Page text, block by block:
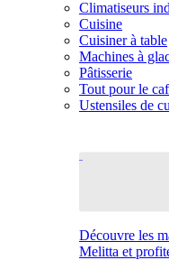
Climatiseurs
Cuisine
Cuisiner à table
Machines à
Pâtisserie
Tout pour le
Ustensiles de
Découvre les
Melitta et